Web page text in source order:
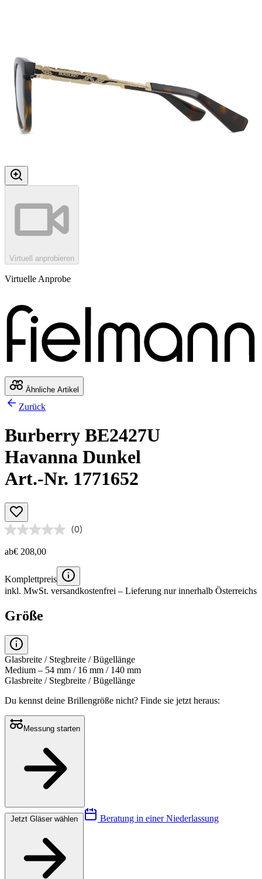
Virtuell anprobieren
Virtuelle Anprobe
Ähnliche Artikel
Zurück
Burberry BE2427U
Havanna Dunkel
Art.-Nr. 1771652
(0)
ab€ 208,00
Komplettpreis
inkl. MwSt. versandkostenfrei – Lieferung nur innerhalb Österreichs
Größe
Glasbreite / Stegbreite / Bügellänge
Medium – 54 mm / 16 mm / 140 mm
Glasbreite / Stegbreite / Bügellänge
Du kennst deine Brillengröße nicht? Finde sie jetzt heraus:
Messung starten
Beratung in einer Niederlassung